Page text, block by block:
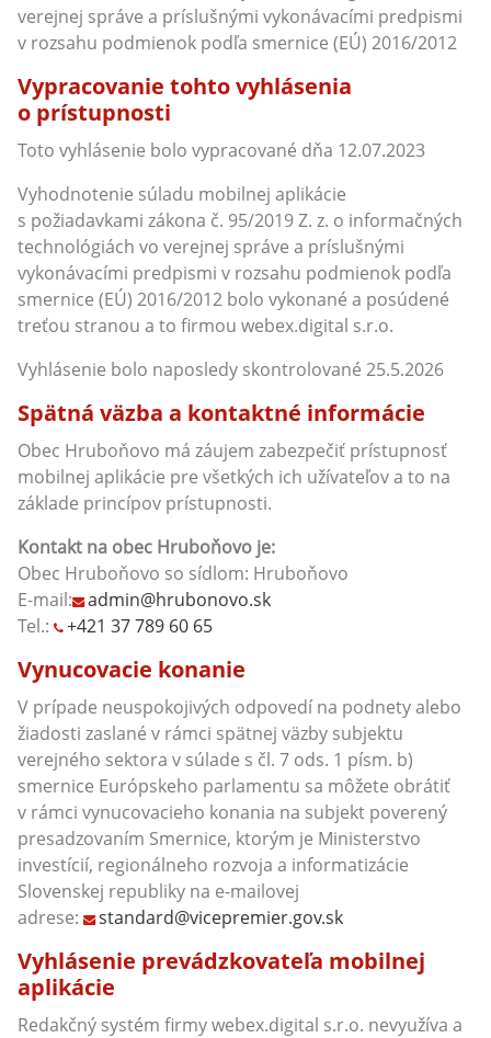
verejnej správe a príslušnými vykonávacími predpismi
v rozsahu podmienok podľa smernice (EÚ) 2016/2012
Vypracovanie tohto vyhlásenia
o prístupnosti
Toto vyhlásenie bolo vypracované dňa 12.07.2023
Vyhodnotenie súladu mobilnej aplikácie
s požiadavkami zákona č. 95/2019 Z. z. o informačných
technológiách vo verejnej správe a príslušnými
vykonávacími predpismi v rozsahu podmienok podľa
smernice (EÚ) 2016/2012 bolo vykonané a posúdené
treťou stranou a to firmou webex.digital s.r.o.
Vyhlásenie bolo naposledy skontrolované 25.5.2026
Spätná väzba a kontaktné informácie
Obec Hruboňovo má záujem zabezpečiť prístupnosť
mobilnej aplikácie pre všetkých ich užívateľov a to na
základe princípov prístupnosti.
Kontakt na obec Hruboňovo je:
Obec Hruboňovo so sídlom: Hruboňovo
E-mail:
admin@hrubonovo.sk
Tel.:
+421 37 789 60 65
Vynucovacie konanie
V prípade neuspokojivých odpovedí na podnety alebo
žiadosti zaslané v rámci spätnej väzby subjektu
verejného sektora v súlade s čl. 7 ods. 1 písm. b)
smernice Európskeho parlamentu sa môžete obrátiť
v rámci vynucovacieho konania na subjekt poverený
presadzovaním Smernice, ktorým je Ministerstvo
investícií, regionálneho rozvoja a informatizácie
Slovenskej republiky na e-mailovej
adrese:
standard@vicepremier.gov.sk
Vyhlásenie prevádzkovateľa mobilnej
aplikácie
Redakčný systém firmy webex.digital s.r.o. nevyužíva a